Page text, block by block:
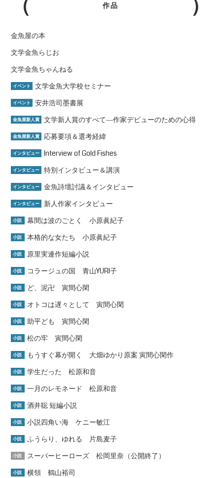
作品
金魚屋の本
文学金魚らじお
文学金魚ちゃんねる
イベント 文学金魚大学校セミナー
イベント 安井浩司墨書展
金魚屋新人賞 文学新人賞のすべて―作家デビューのための心得
金魚屋新人賞 応募要項＆選考経緯
インタビュー Interview of Gold Fishes
インタビュー 特別インタビュー＆講演
インタビュー 金魚詩壇討議＆インタビュー
インタビュー 新人作家インタビュー
小説 幕間は波のごとく 小原眞紀子
小説 本格的な女たち 小原眞紀子
小説 原里実連作短編小説
小説 コラージュの国 青山YURI子
小説 ど、泥卍 寅間心閑
小説 オトコは遅々として 寅間心閑
小説 助平ども 寅間心閑
小説 松の牢 寅間心閑
小説 もうすぐ幕が開く 大畑ゆかり原案 寅間心閑作
小説 学生だった 松原和音
小説 一月のレモネード 松原和音
小説 酒井聡 短編小説
小説 小説四角い海 ケニー敏江
小説 ふうらり、ゆれる 片島麦子
小説 スーパーヒーローズ 松岡里奈（公開終了）
小説 横領 鶴山裕司